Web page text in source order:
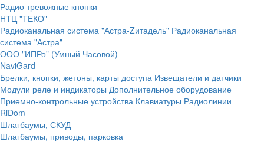
Радио тревожные кнопки
НТЦ "ТЕКО"
Радиоканальная система "Астра-Zитадель" Радиоканальная
система "Астра"
ООО "ИПРо" (Умный Часовой)
NaviGard
Брелки, кнопки, жетоны, карты доступа Извещатели и датчики
Модули реле и индикаторы Дополнительное оборудование
Приемно-контрольные устройства Клавиатуры Радиолинии
RiDom
Шлагбаумы, СКУД
Шлагбаумы, приводы, парковка